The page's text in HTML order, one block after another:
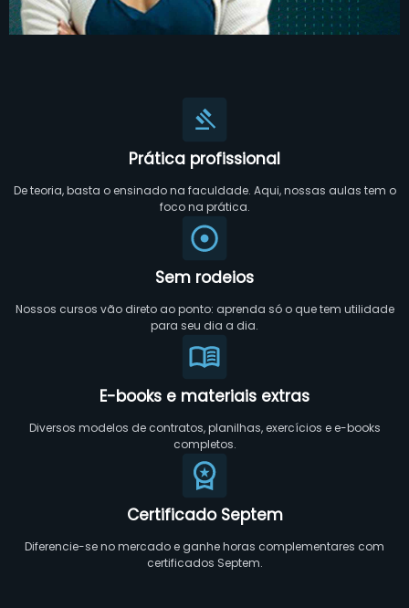
Prática profissional
De teoria, basta o ensinado na faculdade. Aqui, nossas aulas tem o
foco na prática.
Sem rodeios
Nossos cursos vão direto ao ponto: aprenda só o que tem utilidade
para seu dia a dia.
E-books e materiais extras
Diversos modelos de contratos, planilhas, exercícios e e-books
completos.
Certificado Septem
Diferencie-se no mercado e ganhe horas complementares com
certificados Septem.